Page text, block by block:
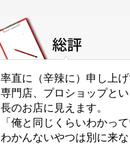
率直に（辛辣に）申し上
専門店、プロショップと
長のお店に見えます。
「俺と同じくらいわかっ
わかんないやつは別に来